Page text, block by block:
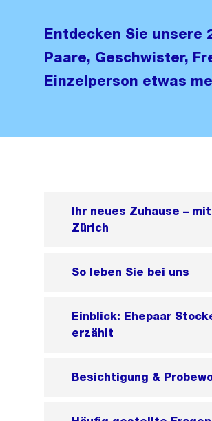
Entdecken Sie unsere
Paare, Geschwister,
Einzelperson etwas
Ihr neues Zuhause –
Zürich
So leben Sie bei uns
Einblick: Ehepaar
erzählt
Besichtigung &